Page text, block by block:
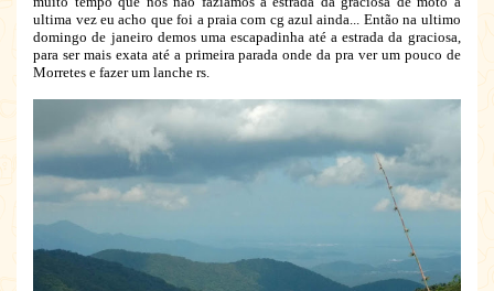
ultima vez eu acho que foi a praia com cg azul ainda... Então na ultimo
domingo de janeiro demos uma escapadinha até a estrada da graciosa,
para ser mais exata até a primeira parada onde da pra ver um pouco de
Morretes e fazer um lanche rs.